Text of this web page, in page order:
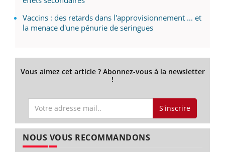
Vaccins : des retards dans l'approvisionnement ... et
la menace d'une pénurie de seringues
Vous aimez cet article ? Abonnez-vous à la newsletter
!
S'inscrire
NOUS VOUS RECOMMANDONS